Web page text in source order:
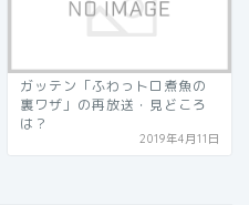
ガッテン「ふわっトロ煮魚の
裏ワザ」の再放送・見どころ
は？
2019年4月11日